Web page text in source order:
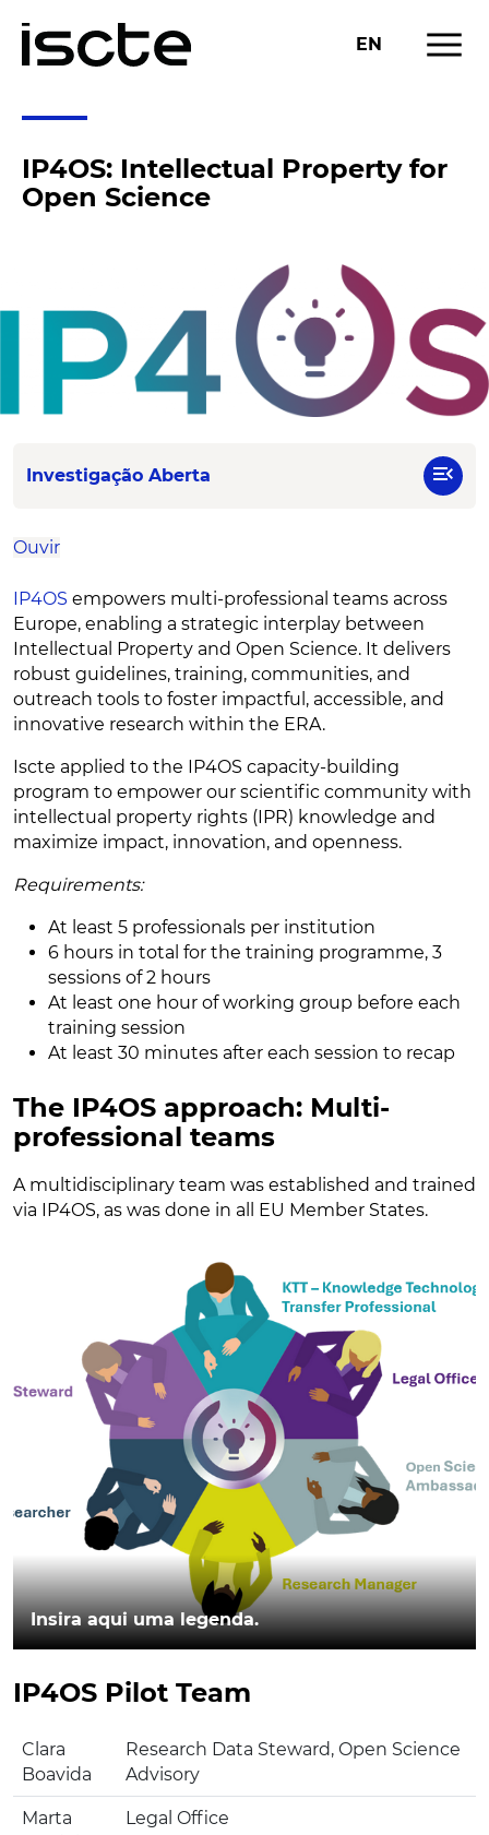
EN menu
IP4OS: Intellectual Property for
Open Science
Investigação Aberta menu_open
Ouvir
IP4OS empowers multi-professional teams across
Europe, enabling a strategic interplay between
Intellectual Property and Open Science. It delivers
robust guidelines, training, communities, and
outreach tools to foster impactful, accessible, and
innovative research within the ERA.
Iscte applied to the IP4OS capacity-building
program to empower our scientific community with
intellectual property rights (IPR) knowledge and
maximize impact, innovation, and openness.
Requirements:
At least 5 professionals per institution​
6 hours in total for the training programme, 3
sessions of 2 hours​
​At least one hour of working group before each
training session​
At least 30 minutes after each session to recap​
The IP4OS approach: Мulti-
professional teams​
A multidisciplinary team was established and trained
via IP4OS, as was done in all EU Member States.
Insira aqui uma legenda.
IP4OS Pilot Team
Clara
Boavida
Research Data Steward, Open Science
Advisory
Marta
Legal Office